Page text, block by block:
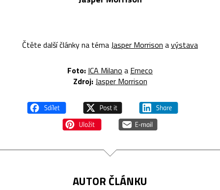
Čtěte další články na témaJasper Morrison avýstava
Foto: ICA Milano a Emeco
Zdroj:Jasper Morrison
AUTOR ČLÁNKU